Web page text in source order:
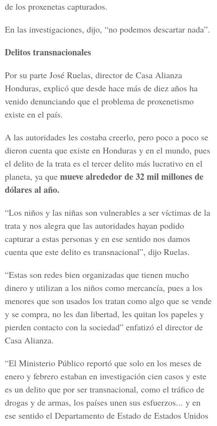
de los proxenetas capturados.
En las investigaciones, dijo, “no podemos descartar nada”.
Delitos transnacionales
Por su parte José Ruelas, director de Casa Alianza
Honduras, explicó que desde hace más de diez años ha
venido denunciando que el problema de proxenetismo
existe en el país.
A las autoridades les costaba creerlo, pero poco a poco se
dieron cuenta que existe en Honduras y en el mundo, pues
el delito de la trata es el tercer delito más lucrativo en el
planeta, ya que mueve alrededor de 32 mil millones de
dólares al año.
“Los niños y las niñas son vulnerables a ser víctimas de la
trata y nos alegra que las autoridades hayan podido
capturar a estas personas y en ese sentido nos damos
cuenta que este delito es transnacional”, dijo Ruelas.
“Estas son redes bien organizadas que tienen mucho
dinero y utilizan a los niños como mercancía, pues a los
menores que son usados los tratan como algo que se vende
y se compra, no les dan libertad, les quitan los papeles y
pierden contacto con la sociedad” enfatizó el director de
Casa Alianza.
“El Ministerio Público reportó que solo en los meses de
enero y febrero estaban en investigación cien casos y este
es un delito que por ser transnacional, como el tráfico de
drogas y de armas, los países unen sus esfuerzos... y en
ese sentido el Departamento de Estado de Estados Unidos